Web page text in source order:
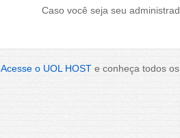
Caso você seja seu
Acesse o UOL HOST e conheça todos